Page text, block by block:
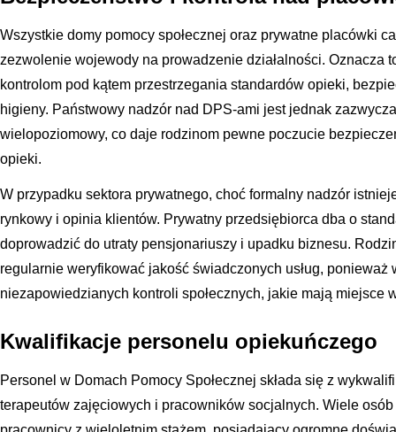
Wszystkie domy pomocy społecznej oraz prywatne placówki
zezwolenie wojewody na prowadzenie działalności. Oznacza
kontrolom pod kątem przestrzegania standardów opieki,
higieny. Państwowy nadzór nad DPS-ami jest jednak
wielopoziomowy, co daje rodzinom pewne poczucie
opieki.
W przypadku sektora prywatnego, choć formalny nadzór
rynkowy i opinia klientów. Prywatny przedsiębiorca dba o
doprowadzić do utraty pensjonariuszy i upadku biznesu.
regularnie weryfikować jakość świadczonych usług,
niezapowiedzianych kontroli społecznych, jakie mają miejsce
Kwalifikacje personelu opiekuńczego
Personel w Domach Pomocy Społecznej składa się z
terapeutów zajęciowych i pracowników socjalnych. Wiele